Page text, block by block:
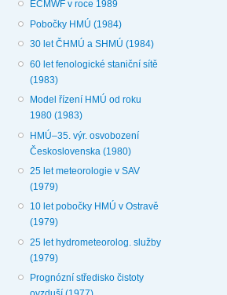
ECMWF v roce 1989
Pobočky HMÚ (1984)
30 let ČHMÚ a SHMÚ (1984)
60 let fenologické staniční sítě
(1983)
Model řízení HMÚ od roku
1980 (1983)
HMÚ–35. výr. osvobození
Československa (1980)
25 let meteorologie v SAV
(1979)
10 let pobočky HMÚ v Ostravě
(1979)
25 let hydrometeorolog. služby
(1979)
Prognózní středisko čistoty